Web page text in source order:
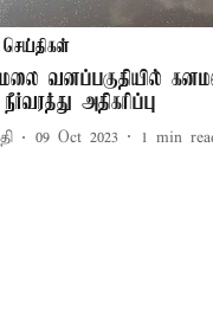
செய்திகள்
வனப்பகுதியில்
அதிகரிப்பு
09 Oct 2023 1 min